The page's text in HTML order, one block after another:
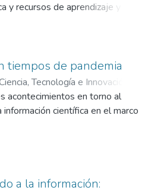
y recursos de aprendizaje y el
defecto".
tiempos de pandemia
Tecnología e Innovación
2022-08-18)Debat, Humberto
acontecimientos en torno al
científica en el marco
a la información: